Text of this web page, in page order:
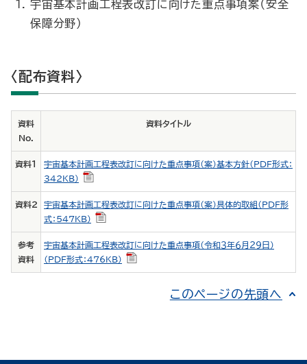
宇宙基本計画工程表改訂に向けた重点事項案（安全
保障分野）
〈配布資料〉
資料
No.
資料タイトル
資料１
宇宙基本計画工程表改訂に向けた重点事項（案）基本方針（PDF形式：
342KB）
資料２
宇宙基本計画工程表改訂に向けた重点事項（案）具体的取組（PDF形
式：547KB）
参考
資料
宇宙基本計画工程表改訂に向けた重点事項（令和３年６月２９日）
（PDF形式：476KB）
このページの先頭へ